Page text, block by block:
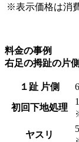
※表示価格は消
料金の事例
右足の拇趾の片
１趾 片側
初回下地処理
ヤスリ